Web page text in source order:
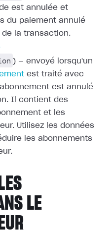
est annulée et
du paiement annulé
la transaction.
) — envoyé lorsqu'un
est traité avec
est annulé
Il contient des
et les
Utilisez les données
les abonnements
LE